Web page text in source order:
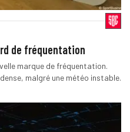
de fréquentation
marque de fréquentation.
malgré une météo instable.